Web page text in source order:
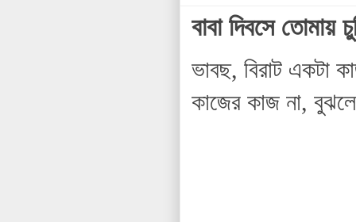
বাবা দিবসে তোমায়
ভাবছ, বিরাট একটা
কাজের কাজ না,